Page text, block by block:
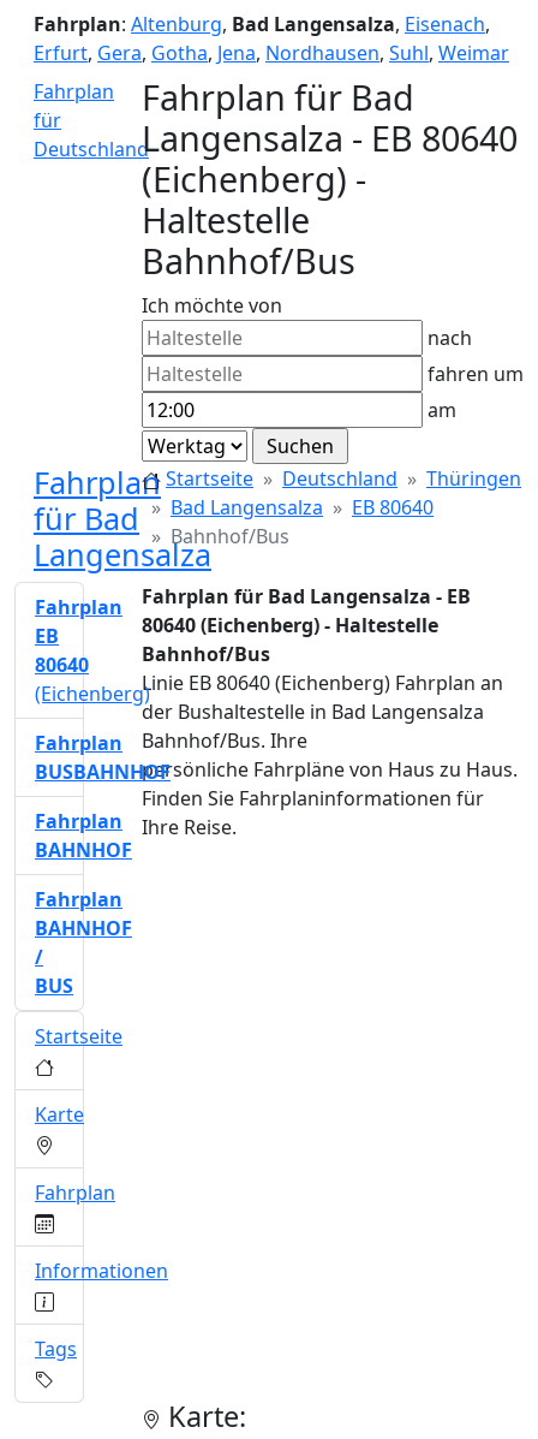
Fahrplan: Altenburg, Bad Langensalza, Eisenach,
Erfurt, Gera, Gotha, Jena, Nordhausen, Suhl, Weimar
Fahrplan
für
Deutschland
Fahrplan für Bad
Langensalza - EB 80640
(Eichenberg) -
Haltestelle
Bahnhof/Bus
Ich möchte von
nach
fahren um
am
Fahrplan
für Bad
Langensalza
Startseite Deutschland
Thüringen
Bad Langensalza
EB 80640
Bahnhof/Bus
Fahrplan für Bad Langensalza - EB
80640 (Eichenberg) - Haltestelle
Bahnhof/Bus
Linie EB 80640 (Eichenberg) Fahrplan an
der Bushaltestelle in Bad Langensalza
Bahnhof/Bus. Ihre
persönliche Fahrpläne von Haus zu Haus.
Finden Sie Fahrplaninformationen für
Ihre Reise.
Karte:
Fahrplan
EB
80640
(Eichenberg)
Fahrplan
BUSBAHNHOF
Fahrplan
BAHNHOF
Fahrplan
BAHNHOF
/
BUS
Startseite
Karte
Fahrplan
Informationen
Tags